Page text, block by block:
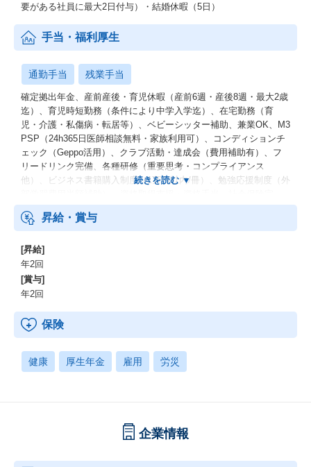
要がある社員に最大2日付与）・結婚休暇（5日）
手当・福利厚生
通勤手当 残業手当
確定拠出年金、産前産後・育児休暇（産前6週・産後8週・最大2歳
迄）、育児時短勤務（条件により中学入学迄）、在宅勤務（育
児・介護・私傷病・転居等）、ベビーシッター補助、兼業OK、M3
PSP（24h365日医師相談無料・家族利用可）、コンディションチ
ェック（Geppo活用）、クラブ活動・達成会（費用補助有）、フ
リードリンク完備、各種研修（重要思考・コンプライアンス
他）、ビジネス書籍購入制度（1万円以内/冊）、勉強応援制度（外
備、交通費支給、健康診断・予防接種補助、受動喫煙防止措置
昇給・賞与
[昇給]
年2回
[賞与]
年2回
保険
健康 厚生年金 雇用 労災
企業情報